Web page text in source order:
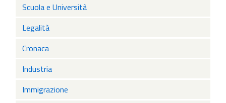
Scuola e Università
Legalità
Cronaca
Industria
Immigrazione